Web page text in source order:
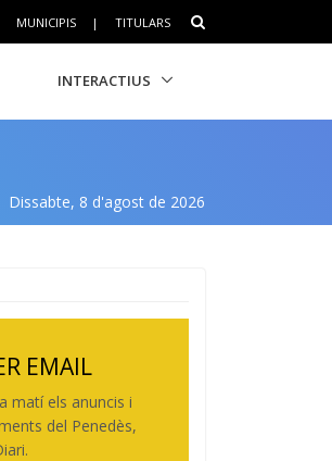
MUNICIPIS | TITULARS
INTERACTIUS
Dissabte, 8 d'agost de 2026
EMAIL
matí els anuncis i
del Penedès,